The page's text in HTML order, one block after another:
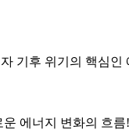
기후 위기의 핵심인
에너지 변화의 흐름!